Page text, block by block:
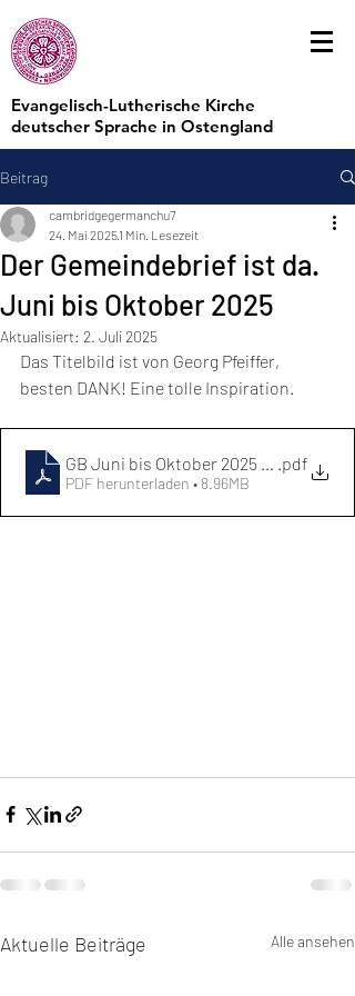
Evangelisch-Lutherische Kirche
deutscher Sprache in Ostengland
Beitrag
Der Gemeindebrief ist da.
Juni bis Oktober 2025
cambridgegermanchu7
24. Mai 20251 Min. Lesezeit
Aktualisiert: 2. Juli 2025
Das Titelbild ist von Georg Pfeiffer,
besten DANK! Eine tolle Inspiration.
GB Juni bis Oktober 2025 for website
.pdf
PDF herunterladen • 8.96MB
Aktuelle Beiträge Alle ansehen